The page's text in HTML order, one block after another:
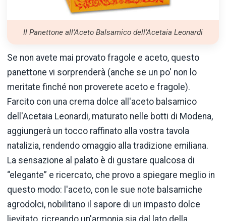
Il Panettone all’Aceto Balsamico dell’Acetaia Leonardi
Se non avete mai provato fragole e aceto, questo
panettone vi sorprenderà (anche se un po' non lo
meritate finché non proverete aceto e fragole).
Farcito con una crema dolce all'aceto balsamico
dell'Acetaia Leonardi, maturato nelle botti di Modena,
aggiungerà un tocco raffinato alla vostra tavola
natalizia, rendendo omaggio alla tradizione emiliana.
La sensazione al palato è di gustare qualcosa di
“elegante” e ricercato, che provo a spiegare meglio in
questo modo: l'aceto, con le sue note balsamiche
agrodolci, nobilitano il sapore di un impasto dolce